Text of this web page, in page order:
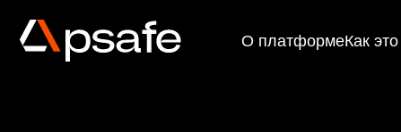
О платформеКак это